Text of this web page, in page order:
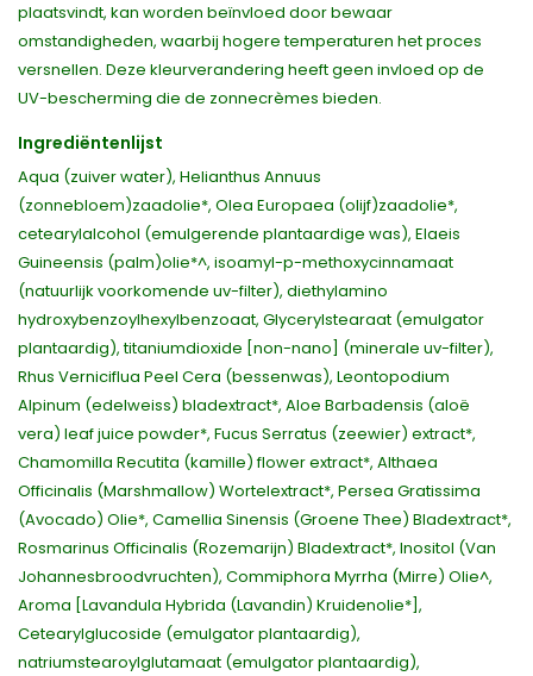
plaatsvindt, kan worden beïnvloed door bewaar
omstandigheden, waarbij hogere temperaturen het proces
versnellen. Deze kleurverandering heeft geen invloed op de
UV-bescherming die de zonnecrèmes bieden.
Ingrediëntenlijst
Aqua (zuiver water), Helianthus Annuus
(zonnebloem)zaadolie*, Olea Europaea (olijf)zaadolie*,
cetearylalcohol (emulgerende plantaardige was), Elaeis
Guineensis (palm)olie*^, isoamyl-p-methoxycinnamaat
(natuurlijk voorkomende uv-filter), diethylamino
hydroxybenzoylhexylbenzoaat, Glycerylstearaat (emulgator
plantaardig), titaniumdioxide [non-nano] (minerale uv-filter),
Rhus Verniciflua Peel Cera (bessenwas), Leontopodium
Alpinum (edelweiss) bladextract*, Aloe Barbadensis (aloë
vera) leaf juice powder*, Fucus Serratus (zeewier) extract*,
Chamomilla Recutita (kamille) flower extract*, Althaea
Officinalis (Marshmallow) Wortelextract*, Persea Gratissima
(Avocado) Olie*, Camellia Sinensis (Groene Thee) Bladextract*,
Rosmarinus Officinalis (Rozemarijn) Bladextract*, Inositol (Van
Johannesbroodvruchten), Commiphora Myrrha (Mirre) Olie^,
Aroma [Lavandula Hybrida (Lavandin) Kruidenolie*],
Cetearylglucoside (emulgator plantaardig),
natriumstearoylglutamaat (emulgator plantaardig),